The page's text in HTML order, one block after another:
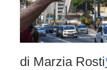
di Marzia Rosti